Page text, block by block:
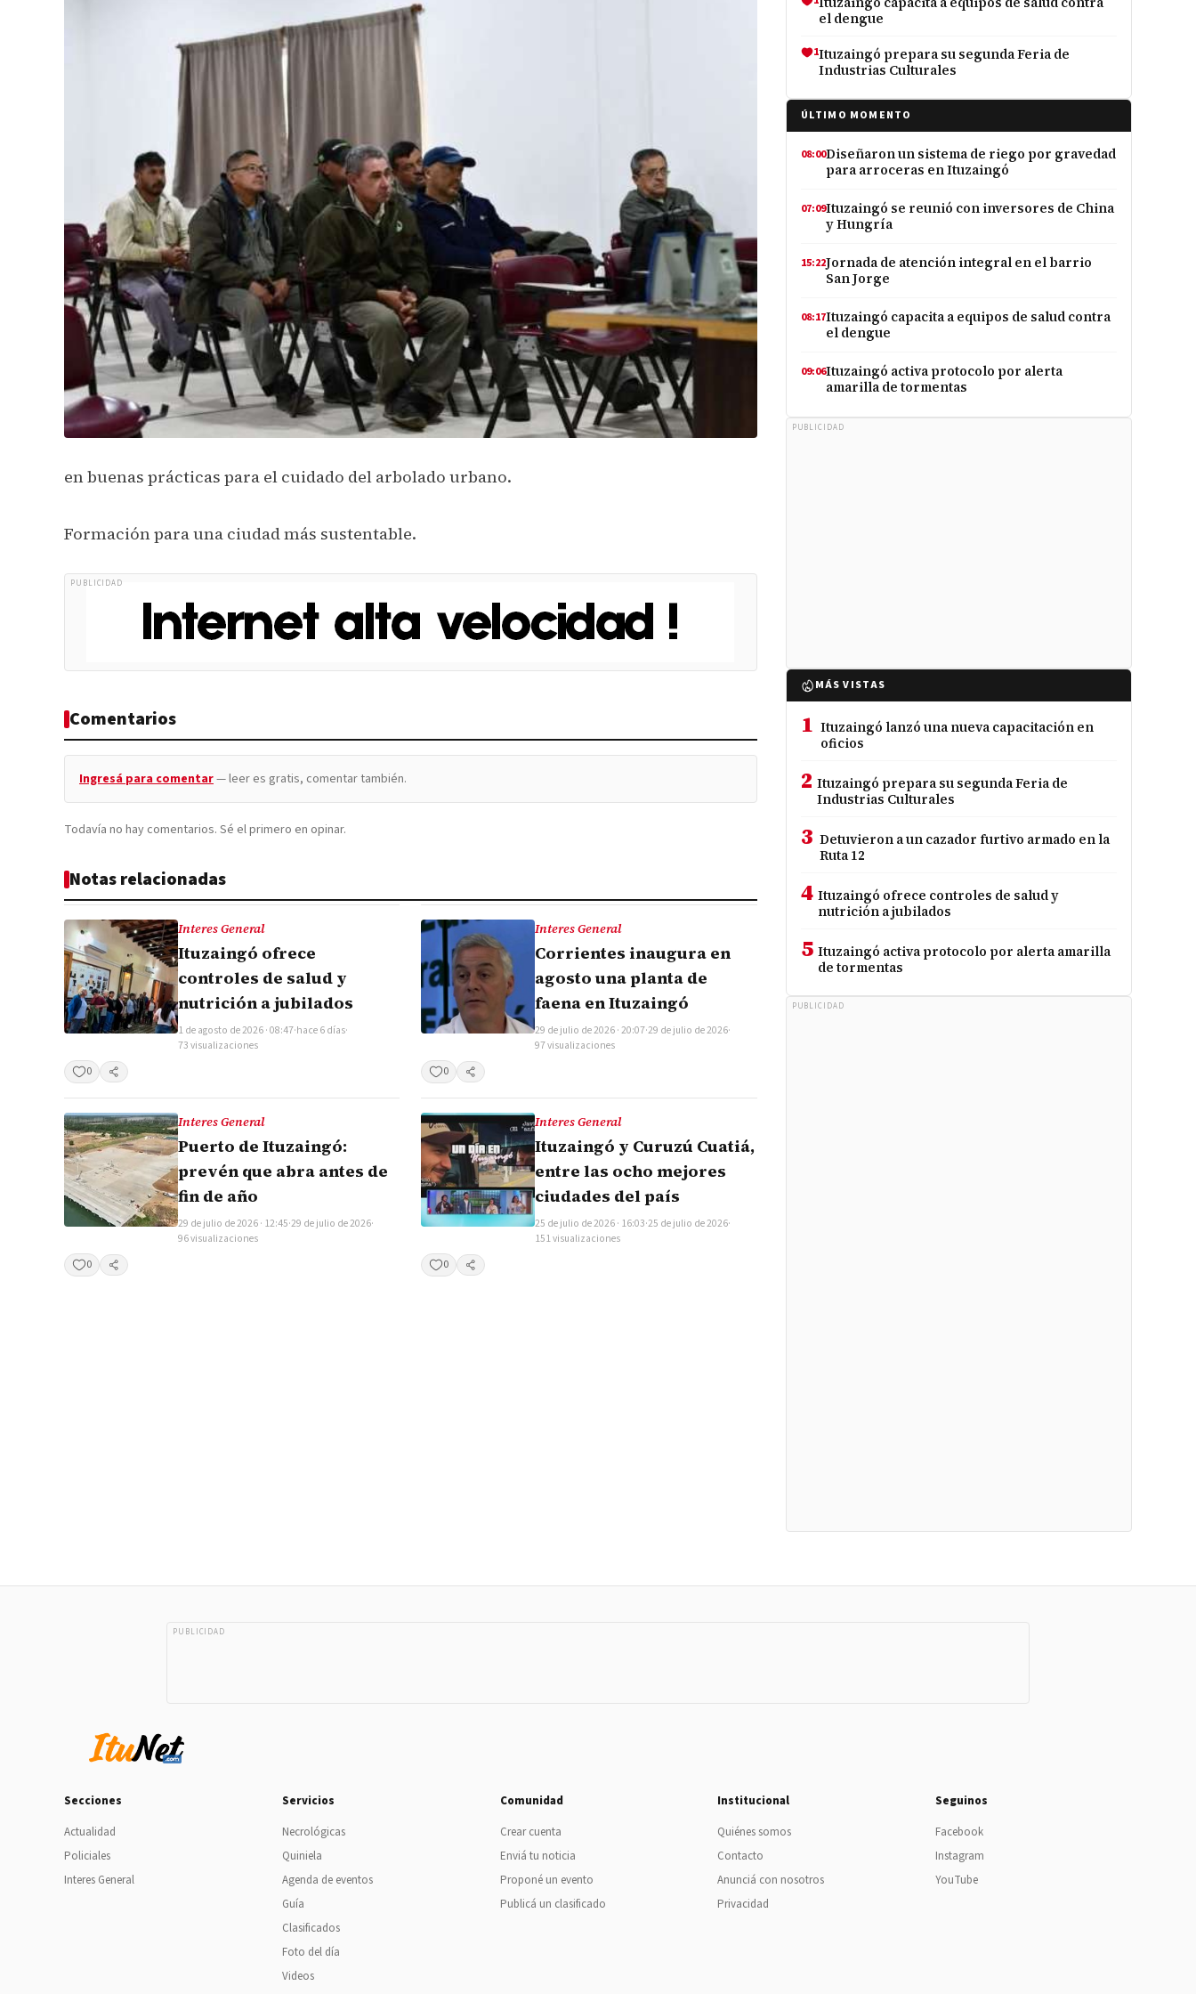
en buenas prácticas para el cuidado del arbolado urbano.
Formación para una ciudad más sustentable.
PUBLICIDAD
Comentarios
Ingresá para comentar— leer es gratis, comentar también.
Todavía no hay comentarios. Sé el primero en opinar.
Notas relacionadas
Interes General
Ituzaingó ofrece
controles de salud y
nutrición a jubilados
1 de agosto de 2026 · 08:47·hace 6 días·
73 visualizaciones
0
Compartir
Interes General
Corrientes inaugura en
agosto una planta de
faena en Ituzaingó
29 de julio de 2026 · 20:07·29 de julio de 2026·
97 visualizaciones
0
Compartir
Interes General
Puerto de Ituzaingó:
prevén que abra antes de
fin de año
29 de julio de 2026 · 12:45·29 de julio de 2026·
96 visualizaciones
0
Compartir
Interes General
Ituzaingó y Curuzú Cuatiá,
entre las ocho mejores
ciudades del país
25 de julio de 2026 · 16:03·25 de julio de 2026·
151 visualizaciones
0
Compartir
el dengue
1Ituzaingó prepara su segunda Feria de
Industrias Culturales
ÚLTIMO MOMENTO
08:00Diseñaron un sistema de riego por gravedad
para arroceras en Ituzaingó
07:09Ituzaingó se reunió con inversores de China
y Hungría
15:22Jornada de atención integral en el barrio
San Jorge
08:17Ituzaingó capacita a equipos de salud contra
el dengue
09:06Ituzaingó activa protocolo por alerta
amarilla de tormentas
PUBLICIDAD
MÁS VISTAS
1 Ituzaingó lanzó una nueva capacitación en
oficios
2 Ituzaingó prepara su segunda Feria de
Industrias Culturales
3 Detuvieron a un cazador furtivo armado en la
Ruta 12
4 Ituzaingó ofrece controles de salud y
nutrición a jubilados
5 Ituzaingó activa protocolo por alerta amarilla
de tormentas
PUBLICIDAD
PUBLICIDAD
Secciones
Actualidad
Policiales
Interes General
Servicios
Necrológicas
Quiniela
Agenda de eventos
Guía
Clasificados
Foto del día
Videos
Comunidad
Crear cuenta
Enviá tu noticia
Proponé un evento
Publicá un clasificado
Institucional
Quiénes somos
Contacto
Anunciá con nosotros
Privacidad
Seguinos
Facebook
Instagram
YouTube